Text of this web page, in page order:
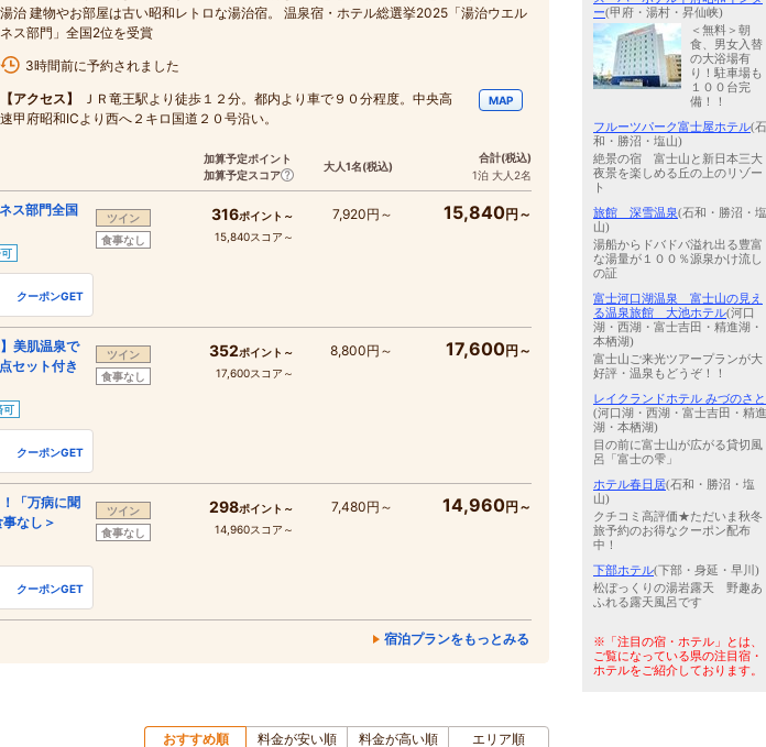
湯治 建物やお部屋は古い昭和レトロな湯治宿。 温泉宿・ホテル総選挙2025「湯治ウエル
ネス部門」全国2位を受賞
3時間前に予約されました
【アクセス】
ＪＲ竜王駅より徒歩１２分。都内より車で９０分程度。中央高
速甲府昭和ICより西へ２キロ国道２０号沿い。
MAP
加算予定ポイント
加算予定スコア
大人1名(税込)
合計(税込)
1泊 大人2名
ス部門全国
クーポンGET
ツイン
食事なし
316ポイント～
15,840スコア～
7,920円～ 15,840円～
美肌温泉で
セット付き
可
クーポンGET
ツイン
食事なし
352ポイント～
17,600スコア～
8,800円～ 17,600円～
「万病に聞
なし＞
クーポンGET
ツイン
食事なし
298ポイント～
14,960スコア～
7,480円～ 14,960円～
宿泊プランをもっとみる
おすすめ順 料金が安い順 料金が高い順 エリア順
ー(甲府・湯村・昇仙峡)
＜無料＞朝
食、男女入替
の大浴場有
り！駐車場も
１００台完
備！！
フルーツパーク富士屋ホテル(石
和・勝沼・塩山)
絶景の宿 富士山と新日本三大
夜景を楽しめる丘の上のリゾー
ト
旅館 深雪温泉(石和・勝沼・塩
山)
湯船からドバドバ溢れ出る豊富
な湯量が１００％源泉かけ流し
の証
富士河口湖温泉 富士山の見え
る温泉旅館 大池ホテル(河口
湖・西湖・富士吉田・精進湖・
本栖湖)
富士山ご来光ツアープランが大
好評・温泉もどうぞ！！
レイクランドホテル みづのさと
(河口湖・西湖・富士吉田・精進
湖・本栖湖)
目の前に富士山が広がる貸切風
呂「富士の雫」
ホテル春日居(石和・勝沼・塩
山)
クチコミ高評価★ただいま秋冬
旅予約のお得なクーポン配布
中！
下部ホテル(下部・身延・早川)
松ぼっくりの湯岩露天 野趣あ
ふれる露天風呂です
※「注目の宿・ホテル」とは、
ご覧になっている県の注目宿・
ホテルをご紹介しております。